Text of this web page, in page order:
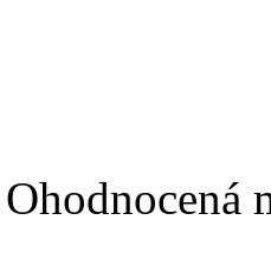
Ohodnocená